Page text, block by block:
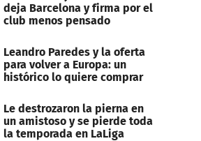
deja Barcelona y firma por el
club menos pensado
Leandro Paredes y la oferta
para volver a Europa: un
histórico lo quiere comprar
Le destrozaron la pierna en
un amistoso y se pierde toda
la temporada en LaLiga